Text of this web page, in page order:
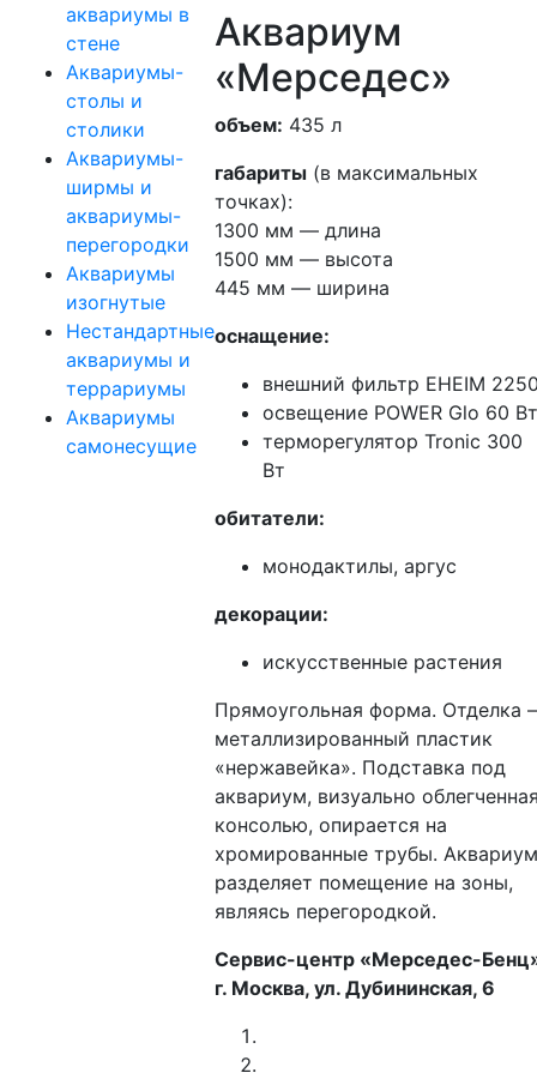
аквариумы в
стене
Аквариумы-
столы и
столики
Аквариумы-
ширмы и
аквариумы-
перегородки
Аквариумы
изогнутые
Нестандартные
аквариумы и
террариумы
Аквариумы
самонесущие
Аквариум
«Мерседес»
объем: 435 л
габариты (в максимальных
точках):
1300 мм — длина
1500 мм — высота
445 мм — ширина
оснащение:
внешний фильтр EHEIM
освещение POWER Glo 60 Вт
терморегулятор Tronic 300
Вт
обитатели:
монодактилы, аргус
декорации:
искусственные растения
Прямоугольная форма. Отделка
металлизированный пластик
«нержавейка». Подставка под
аквариум, визуально
консолью, опирается на
хромированные трубы. Аквариум
разделяет помещение на зоны,
являясь перегородкой.
Сервис-центр «Мерседес-
г. Москва, ул. Дубининская, 6